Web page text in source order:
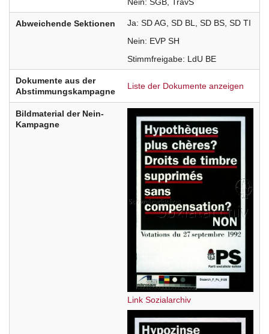
Abweichende Sektionen Ja SDAG SD BL SD BS SD TI
Nein
EVP SH
Stimmfreigabe LdU BE
Dokumente aus der
Abstimmungskampagne
Liste der Dokumente anzeigen
Bildmaterial der Nein-
Kampagne
Link Sozialarchiv